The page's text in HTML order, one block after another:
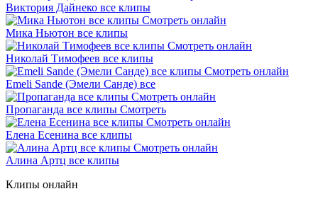
Виктория Дайнеко все клипы
Мика Ньютон все клипы
Николай Тимофеев все клипы
Emeli Sande (Эмели Санде) все
Пропаганда все клипы Смотреть
Елена Есенина все клипы
Алина Артц все клипы
Клипы онлайн